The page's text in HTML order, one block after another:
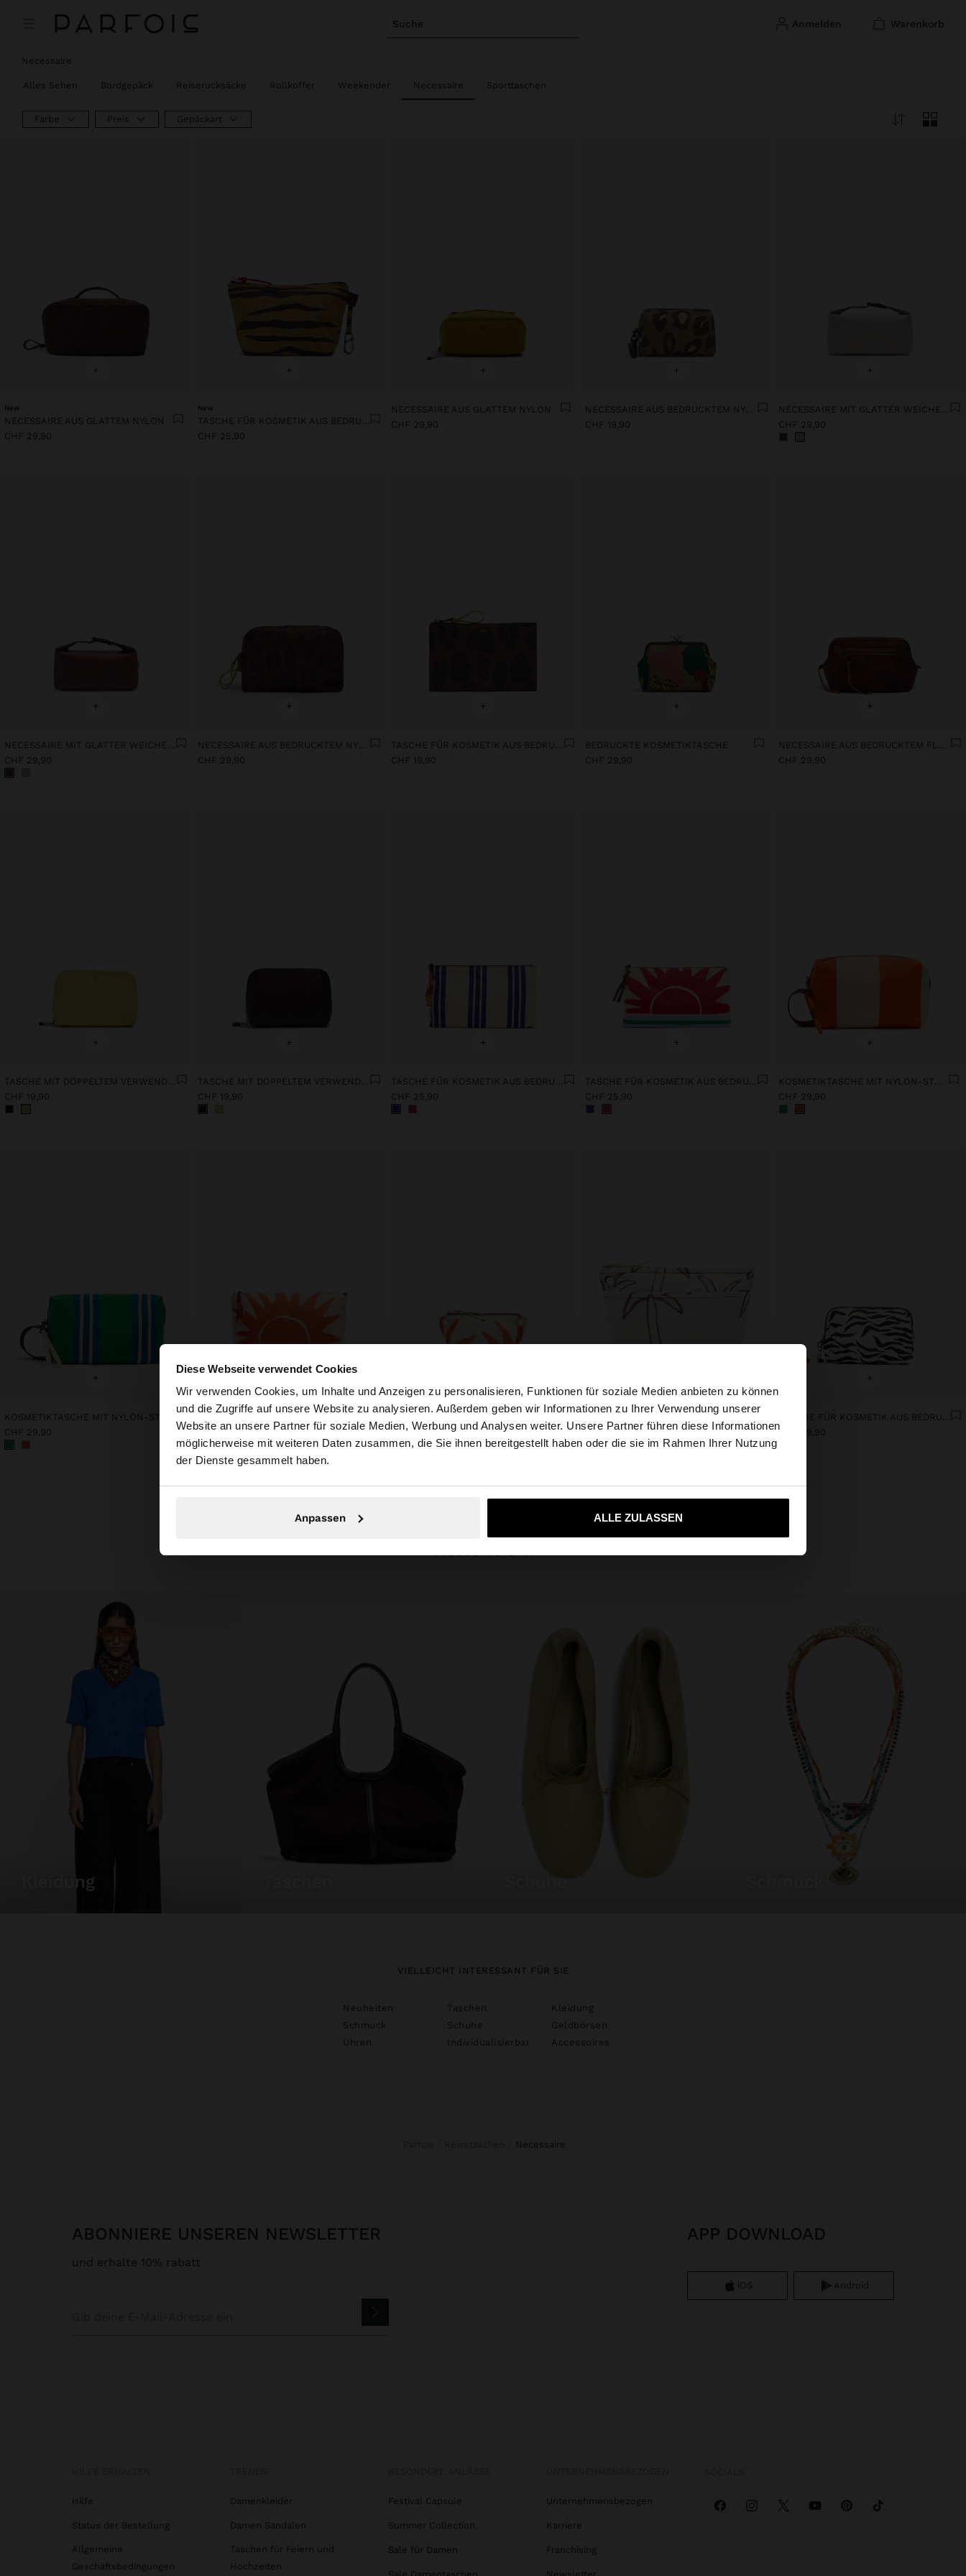
Diese Webseite verwendet Cookies
Wir verwenden Cookies, um Inhalte und Anzeigen zu personalisieren, Funktionen für soziale Medien anbieten zu können
und die Zugriffe auf unsere Website zu analysieren. Außerdem geben wir Informationen zu Ihrer Verwendung unserer
Website an unsere Partner für soziale Medien, Werbung und Analysen weiter. Unsere Partner führen diese Informationen
möglicherweise mit weiteren Daten zusammen, die Sie ihnen bereitgestellt haben oder die sie im Rahmen Ihrer Nutzung
der Dienste gesammelt haben.
Anpassen ALLE ZULASSEN
Suche anmelden warenkorb
hallo ×
Sie greifen von Schweiz auf die Website zu. Möchten Sie unsere United States Website
durchsuchen?
Nein, bleiben Sie bei Schweiz Ja, bringen Sie mich zu United States
Necessaire
Alles Sehen Bordgepäck Reiserucksäcke Rollkoffer Weekender Necessaire Sporttaschen
Farbe Preis Gepäckart
+
New
NECESSAIRE AUS GLATTEM NYLON
CHF 29,90
+
New
TASCHE FÜR KOSMETIK AUS BEDRUCKTEM NYLON MIT ANIMALPRINT
CHF 25,90
+
NECESSAIRE AUS GLATTEM NYLON
CHF 29,90
+
NECESSAIRE AUS BEDRUCKTEM NYLON MIT ANIMALMUSTER
CHF 19,90
+
NECESSAIRE MIT GLATTER WEICHER TEXTUR
CHF 29,90
+
NECESSAIRE MIT GLATTER WEICHER TEXTUR
CHF 29,90
+
NECESSAIRE AUS BEDRUCKTEM NYLON MIT ANIMALMUSTER
CHF 29,90
+
TASCHE FÜR KOSMETIK AUS BEDRUCKTEM NYLON MIT ANIMALPRINT
CHF 19,90
+
BEDRUCKTE KOSMETIKTASCHE
CHF 29,90
+
NECESSAIRE AUS BEDRUCKTEM FLORALEM NYLON
CHF 29,90
+
CHF 19,90
+
CHF 19,90
+
CHF 25,90
+
CHF 25,90
+
CHF 29,90
+
CHF 29,90
CHF 39,90
CHF 25,90
CHF 29,90
+
CHF 29,90
LASS DICH INSPIRIEREN
Entdecke neue Styling-Ideen und entdecke unsere neue
Kollektion.
kleidung
VIELLEICHT INTERESSANT FÜR SIE
Neuheiten Taschen
Kleidung
Schmuck
Schuhe
Geldbörsen
Uhren
Individualisierbar Accessoires
necessaire
ABONNIERE UNSEREN NEWSLETTER
und erhalte 10% rabatt
APP DOWNLOAD
iOS Android
Hilfe
Status der Bestellung
Allgemeine
Geschäftsbedingungen
Damenkleider
Damen Sandalen
Taschen für Feiern und
Hochzeiten
Festival Capsule
Summer Collection
Sale für Damen
Unternehmensbezogen
Karriere
Franchising